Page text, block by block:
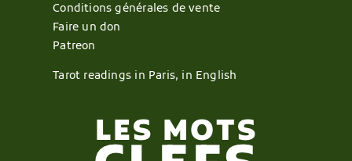
Conditions générales de vente
Faire un don
Patreon
Tarot readings in Paris, in English